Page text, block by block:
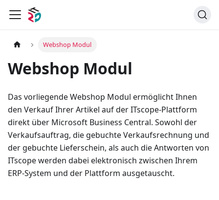
Webshop Modul
Webshop Modul
Das vorliegende Webshop Modul ermöglicht Ihnen
den Verkauf Ihrer Artikel auf der ITscope-Plattform
direkt über Microsoft Business Central. Sowohl der
Verkaufsauftrag, die gebuchte Verkaufsrechnung und
der gebuchte Lieferschein, als auch die Antworten von
ITscope werden dabei elektronisch zwischen Ihrem
ERP-System und der Plattform ausgetauscht.